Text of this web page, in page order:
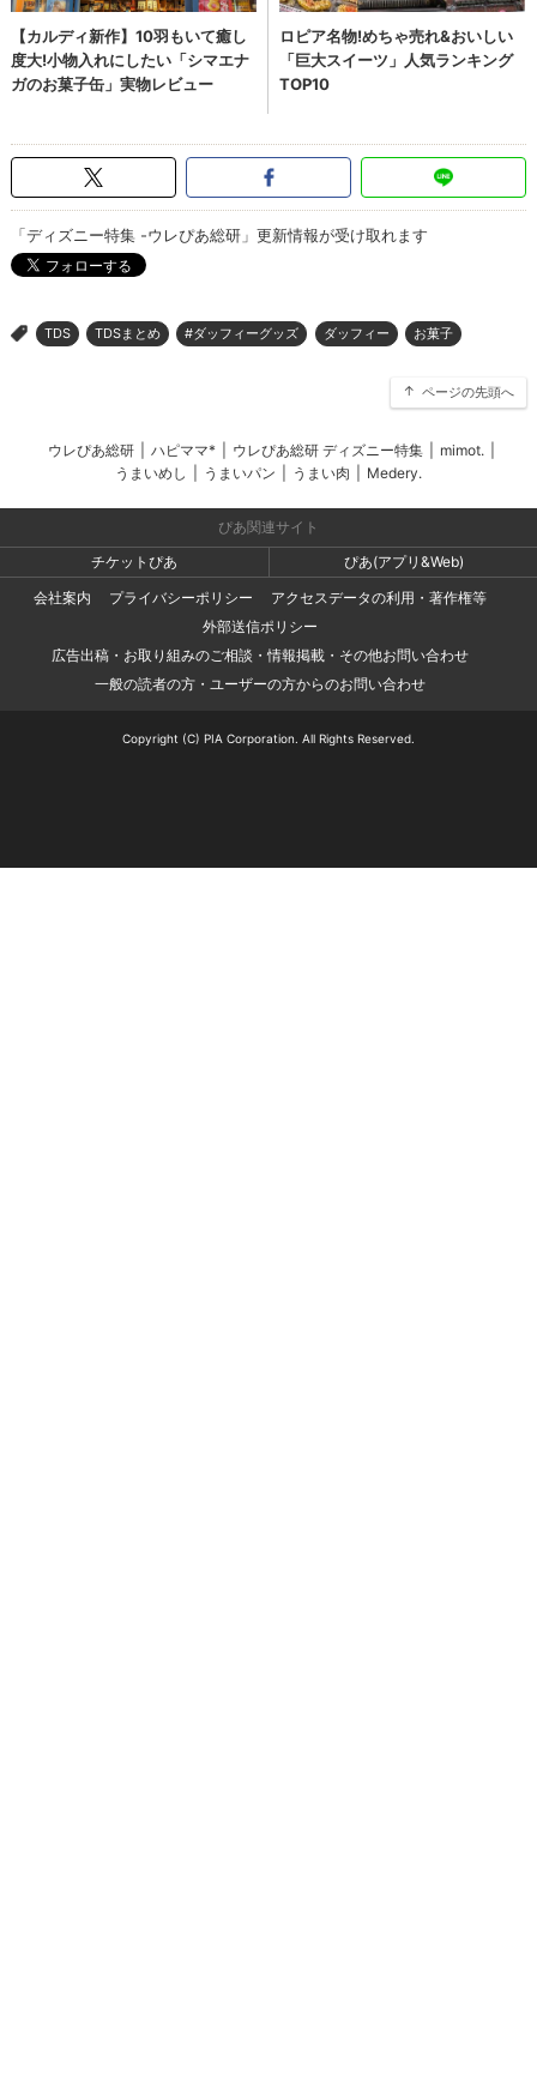
「ディズニー特集 -ウレぴあ総研」更新情報が受け取れます
> TDS TDSまとめ #ダッフィーグッズ ダッフィー お菓子
ページの先頭へ
ウレぴあ総研 ハピママ* ウレぴあ総研 ディズニー特集 mimot.
うまいめし
うまいパン うまい肉 Medery.
ぴあ関連サイト
チケットぴあ
ぴあ(アプリ&Web)
会社案内
プライバシーポリシー
アクセスデータの利用・著作権等
外部送信ポリシー
広告出稿・お取り組みのご相談・情報掲載・その他お問い合わせ
一般の読者の方・ユーザーの方からのお問い合わせ
Copyright (C) PIA Corporation. All Rights Reserved.